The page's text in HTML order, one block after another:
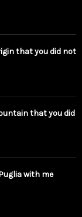
that you did not
that you did
with me